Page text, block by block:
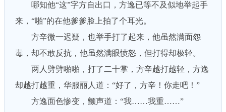
哪知他“这”字方自出口，方逸已等不及似地举起手
来，“啪”的在他爹爹脸上拍了个耳光。
方辛微一迟疑，也举手打了起来，他虽然满面怨
毒，却不敢反抗，他虽然满眼愤怒，但打得却极轻。
两人劈劈啪啪，打了二十掌，方辛越打越轻，方逸
却越打越重，华服丽人道：“好了，方辛！你走吧！”
方逸面色惨变，颤声道：“我……我重……”